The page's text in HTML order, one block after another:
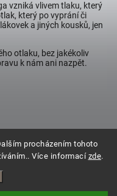
procházením tohoto
Více informací zde.
vzniká vlivem tlaku, který
který po vyprání či
a jiných kousků, jen
otlaku, bez jakékoliv
k nám ani nazpět.